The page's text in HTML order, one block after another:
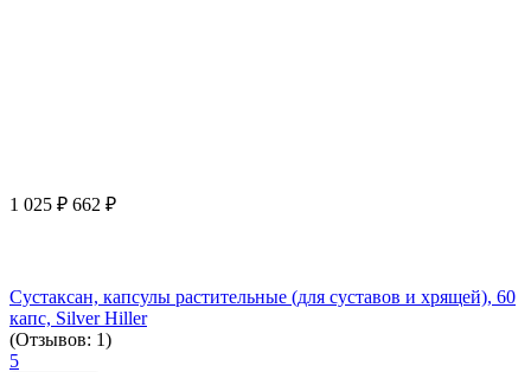
1 025 ₽ 662 ₽
Сустаксан, капсулы растительные (для суставов и хрящей), 60
капс, Silver Hiller
(Отзывов: 1)
5